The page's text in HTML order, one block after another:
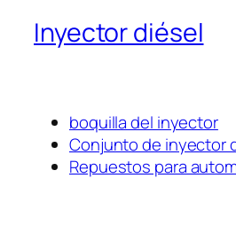
Inyector diésel
boquilla del inyector
Conjunto de inyector
Repuestos para